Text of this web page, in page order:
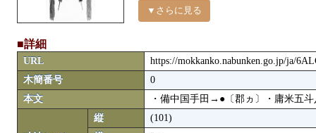
▼さらに見る
■詳細
URL
https://mokkanko.nabunken.go.jp/ja/
木簡番号
0
本文
・備中国手田→●〔郡ヵ〕・庸米五斗
縦
(101)